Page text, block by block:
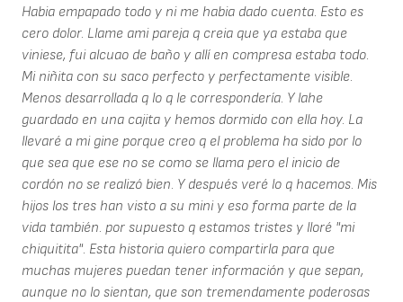
Habia empapado todo y ni me habia dado cuenta. Esto es
cero dolor. Llame ami pareja q creia que ya estaba que
viniese, fui alcuao de baño y allí en compresa estaba todo.
Mi niñita con su saco perfecto y perfectamente visible.
Menos desarrollada q lo q le correspondería. Y lahe
guardado en una cajita y hemos dormido con ella hoy. La
llevaré a mi gine porque creo q el problema ha sido por lo
que sea que ese no se como se llama pero el inicio de
cordón no se realizó bien. Y después veré lo q hacemos. Mis
hijos los tres han visto a su mini y eso forma parte de la
vida también. por supuesto q estamos tristes y lloré "mi
chiquitita". Esta historia quiero compartirla para que
muchas mujeres puedan tener información y que sepan,
aunque no lo sientan, que son tremendamente poderosas